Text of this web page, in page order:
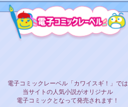
電子コミックレーベル「カワイスギ！」では
当サイトの人気小説がオリジナル
電子コミックとなって発売されます！